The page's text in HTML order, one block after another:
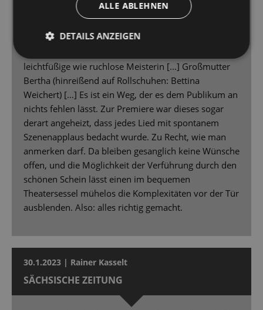
die Hände klatschen lassen.
Strippenzieherin ersten Ranges] ist in dieser Rolle [...]
leichtfüßige wie ruchlose Meisterin [...] Großmutter
Bertha (hinreißend auf Rollschuhen: Bettina
Weichert) […] Es ist ein Weg, der es dem Publikum an
nichts fehlen lässt. Zur Premiere war dieses sogar
derart angeheizt, dass jedes Lied mit spontanem
Szenenapplaus bedacht wurde. Zu Recht, wie man
anmerken darf. Da bleiben gesanglich keine Wünsche
offen, und die Möglichkeit der Verführung durch den
schönen Schein lässt einen im bequemen
Theatersessel mühelos die Komplexitäten vor der Tür
ausblenden. Also: alles richtig gemacht.
30.1.2023 | Rainer Kasselt
SÄCHSISCHE ZEITUNG
ALLE ABLEHNEN
DETAILS ANZEIGEN